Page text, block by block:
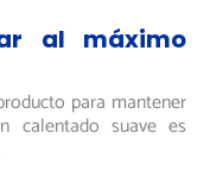
al máximo
para mantener
calentado suave es